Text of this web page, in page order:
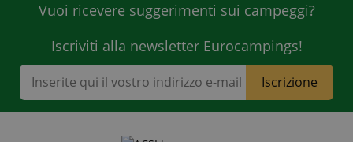
Vuoi ricevere suggerimenti sui campeggi?
Iscriviti alla newsletter Eurocampings!
Iscrizione